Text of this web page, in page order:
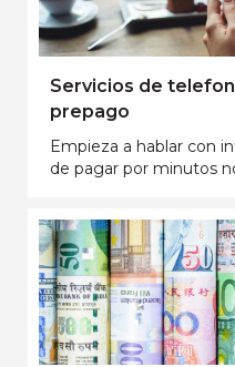
Servicios de
prepago
Empieza a hablar con
de pagar por minutos